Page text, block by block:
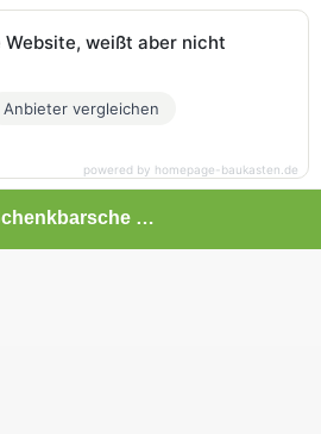
Das Schenkbarsche Haus in Biedenkopf
weißt aber nicht
Anbieter vergleichen
powered by homepage-baukasten.de